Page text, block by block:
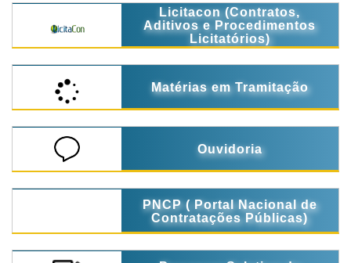
Licitacon (Contratos,
Aditivos e Procedimentos
Licitatórios)
Matérias em Tramitação
Ouvidoria
PNCP ( Portal Nacional de
Contratações Públicas)